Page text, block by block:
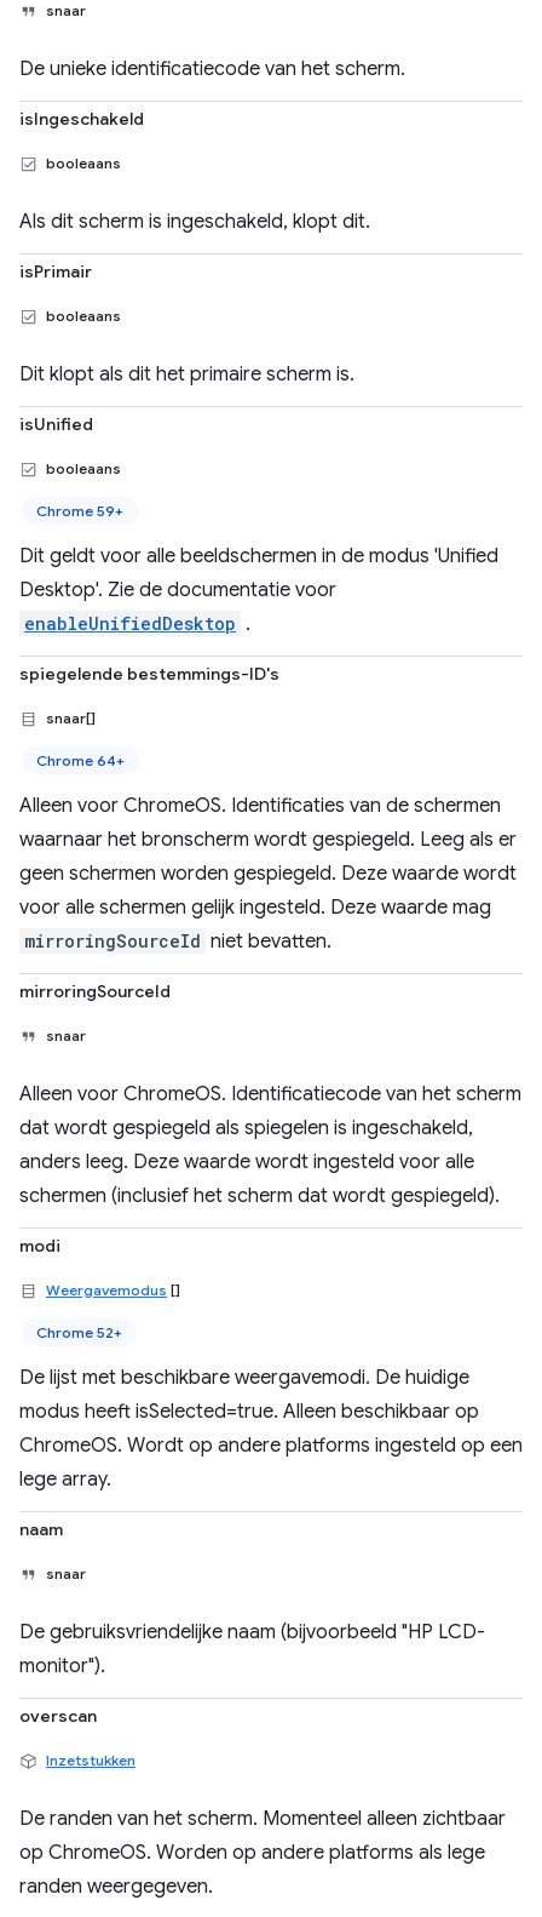
snaar
De unieke identificatiecode van het scherm.
isIngeschakeld
booleaans
Als dit scherm is ingeschakeld, klopt dit.
isPrimair
booleaans
Dit klopt als dit het primaire scherm is.
isUnified
booleaans
Chrome 59+
Dit geldt voor alle beeldschermen in de modus 'Unified
Desktop'. Zie de documentatie voor
enableUnifiedDesktop .
spiegelende bestemmings-ID's
snaar[]
Chrome 64+
Alleen voor ChromeOS. Identificaties van de schermen
waarnaar het bronscherm wordt gespiegeld. Leeg als er
geen schermen worden gespiegeld. Deze waarde wordt
voor alle schermen gelijk ingesteld. Deze waarde mag
mirroringSourceId niet bevatten.
mirroringSourceId
snaar
Alleen voor ChromeOS. Identificatiecode van het scherm
dat wordt gespiegeld als spiegelen is ingeschakeld,
anders leeg. Deze waarde wordt ingesteld voor alle
schermen (inclusief het scherm dat wordt gespiegeld).
modi
Weergavemodus []
Chrome 52+
De lijst met beschikbare weergavemodi. De huidige
modus heeft isSelected=true. Alleen beschikbaar op
ChromeOS. Wordt op andere platforms ingesteld op een
lege array.
naam
snaar
De gebruiksvriendelijke naam (bijvoorbeeld "HP LCD-
monitor").
overscan
Inzetstukken
De randen van het scherm. Momenteel alleen zichtbaar
op ChromeOS. Worden op andere platforms als lege
randen weergegeven.